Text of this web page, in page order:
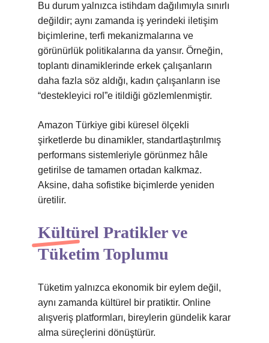
Bu durum yalnızca istihdam dağılımıyla sınırlı
değildir; aynı zamanda iş yerindeki iletişim
biçimlerine, terfi mekanizmalarına ve
görünürlük politikalarına da yansır. Örneğin,
toplantı dinamiklerinde erkek çalışanların
daha fazla söz aldığı, kadın çalışanların ise
“destekleyici rol”e itildiği gözlemlenmiştir.
Amazon Türkiye gibi küresel ölçekli
şirketlerde bu dinamikler, standartlaştırılmış
performans sistemleriyle görünmez hâle
getirilse de tamamen ortadan kalkmaz.
Aksine, daha sofistike biçimlerde yeniden
üretilir.
Kültürel Pratikler ve
Tüketim Toplumu
Tüketim yalnızca ekonomik bir eylem değil,
aynı zamanda kültürel bir pratiktir. Online
alışveriş platformları, bireylerin gündelik karar
alma süreçlerini dönüştürür.